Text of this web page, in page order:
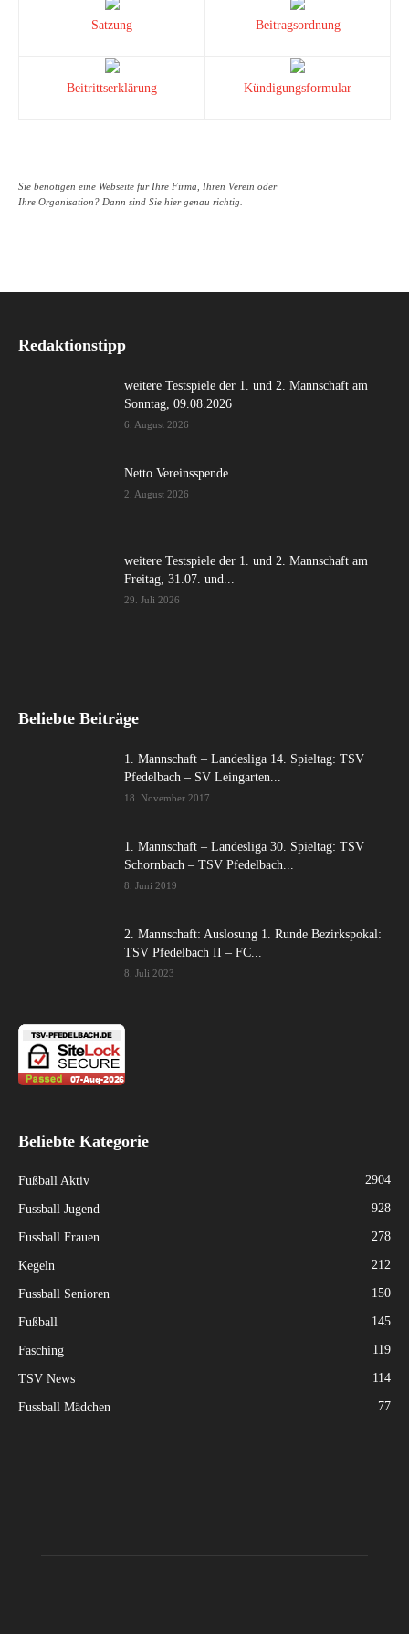
Satzung Beitragsordnung
Beitrittserklärung Kündigungsformular
Sie benötigen eine Webseite für Ihre Firma, Ihren Verein oder
Ihre Organisation? Dann sind Sie hier genau richtig.
Redaktionstipp
weitere Testspiele der 1. und 2. Mannschaft am
Sonntag, 09.08.2026
6. August 2026
Netto Vereinsspende
2. August 2026
weitere Testspiele der 1. und 2. Mannschaft am
Freitag, 31.07. und...
29. Juli 2026
Beliebte Beiträge
1. Mannschaft – Landesliga 14. Spieltag: TSV
Pfedelbach – SV Leingarten...
18. November 2017
1. Mannschaft – Landesliga 30. Spieltag: TSV
Schornbach – TSV Pfedelbach...
8. Juni 2019
2. Mannschaft: Auslosung 1. Runde Bezirkspokal:
TSV Pfedelbach II – FC...
8. Juli 2023
Beliebte Kategorie
Fußball Aktiv 2904
Fussball Jugend 928
Fussball Frauen 278
Kegeln 212
Fussball Senioren 150
Fußball 145
Fasching 119
TSV News 114
Fussball Mädchen 77